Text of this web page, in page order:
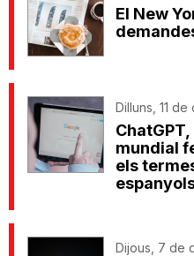
El New
Dilluns, 11
mundial
els
Dijous, 7 de